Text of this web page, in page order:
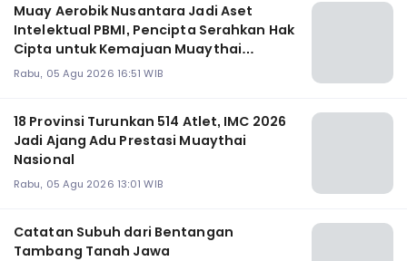
Muay Aerobik Nusantara Jadi Aset
Intelektual PBMI, Pencipta Serahkan Hak
Cipta untuk Kemajuan Muaythai
Indonesia
Rabu, 05 Agu 2026 16:51 WIB
18 Provinsi Turunkan 514 Atlet, IMC 2026
Jadi Ajang Adu Prestasi Muaythai
Nasional
Rabu, 05 Agu 2026 13:01 WIB
Catatan Subuh dari Bentangan
Tambang Tanah Jawa